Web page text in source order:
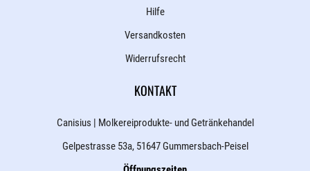
Hilfe
Versandkosten
Widerrufsrecht
KONTAKT
Canisius | Molkereiprodukte- und Getränkehandel
Gelpestrasse 53a, 51647 Gummersbach-Peisel